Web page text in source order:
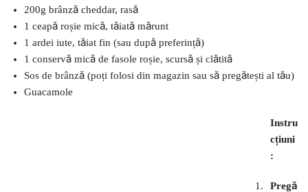
200g brânză cheddar, rasă
1 ceapă roșie mică, tăiată mărunt
1 ardei iute, tăiat fin (sau după preferință)
1 conservă mică de fasole roșie, scursă și clătită
Sos de brânză (poți folosi din magazin sau să pregătești al tău)
Guacamole
Instru
cțiuni
:
Pregă